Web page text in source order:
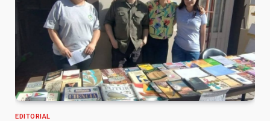
EDITORIAL